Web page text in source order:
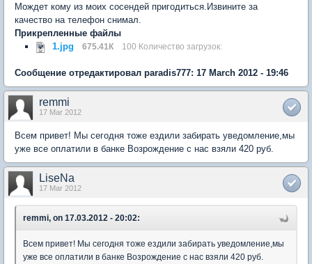
Мождет кому из моих сосендей пригодиться.Извините за
качество на телефон снимал.
Прикрепленные файлы
1.jpg
675.41К 100 Количество загрузок:
Сообщение отредактировал paradis777: 17 March 2012 - 19:46
remmi
17 Mar 2012
Всем привет! Мы сегодня тоже ездили забирать уведомление,мы
уже все оплатили в банке Возрождение с нас взяли 420 руб.
LiseNa
17 Mar 2012
remmi, on 17.03.2012 - 20:02:
Всем привет! Мы сегодня тоже ездили забирать уведомление,мы
уже все оплатили в банке Возрождение с нас взяли 420 руб.